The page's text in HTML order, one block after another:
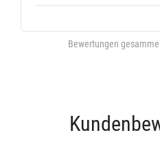
Bewertungen